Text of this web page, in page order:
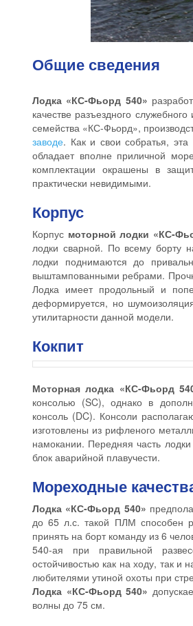
Общие сведения
Лодка «КС-Фьорд 540»
качестве разъездного
семейства «КС-Фьорд»,
заводе. Как и свои собратья,
обладает вполне приличной
комплектации окрашены в
практически невидимыми.
Корпус
Корпус моторной лодки «КС-
лодки сварной. По всему борту
лодки поднимаются до
выштампованными ребрами.
Лодка имеет продольный и
деформируется, но
утилитарности данной модели.
Кокпит
Моторная лодка «КС-Фьорд
консолью (SC), однако в
консоль (DC). Консоли
изготовлены из рифленого
намокании. Передняя часть
блок аварийной плавучести.
Мореходные
Лодка «КС-Фьорд 540»
до 65 л.с. такой ПЛМ способен
принять на борт команду из 6
540-ая при правильной
остойчивостью как на ходу, так и
любителями утиной охоты при
Лодка «КС-Фьорд 540»
волны до 75 см.